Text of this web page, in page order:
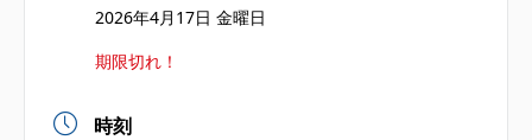
2026年4月17日 金曜日
期限切れ！
時刻